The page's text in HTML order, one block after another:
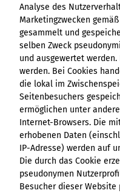
Analyse des
Marketingzwecken
gesammelt und
selben Zweck
und ausgewertet
werden. Bei Cookies
die lokal im
Seitenbesuchers
ermöglichen unter
Internet-Browsers. Die
erhobenen Daten
IP-Adresse) werden auf
Die durch das Cookie
pseudonymen
Besucher dieser